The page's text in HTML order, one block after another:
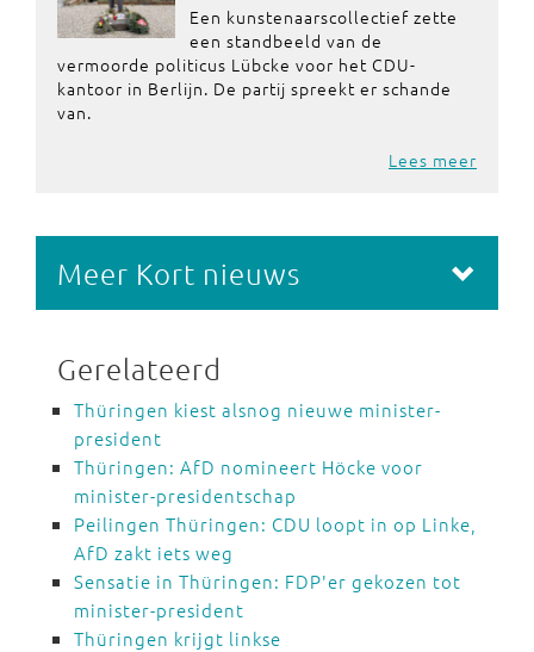
Een kunstenaarscollectief zette
een standbeeld van de
vermoorde politicus Lübcke voor het CDU-
kantoor in Berlijn. De partij spreekt er schande
van.
Lees meer
Meer Kort nieuws
Gerelateerd
Thüringen kiest alsnog nieuwe minister-
president
Thüringen: AfD nomineert Höcke voor
minister-presidentschap
Peilingen Thüringen: CDU loopt in op Linke,
AfD zakt iets weg
Sensatie in Thüringen: FDP'er gekozen tot
minister-president
Thüringen krijgt linkse